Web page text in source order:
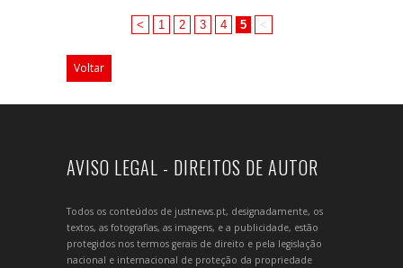
< 1 2 3 4 5 <
Voltar
AVISO LEGAL - DIREITOS DE AUTOR
Todos os conteúdos de justnews.pt, designadamente, os
textos, as fotografias, as imagens, e a publicidade, estão
protegidos nos termos gerais de direito e pela legislação
nacional e internacional de proteção da propriedade